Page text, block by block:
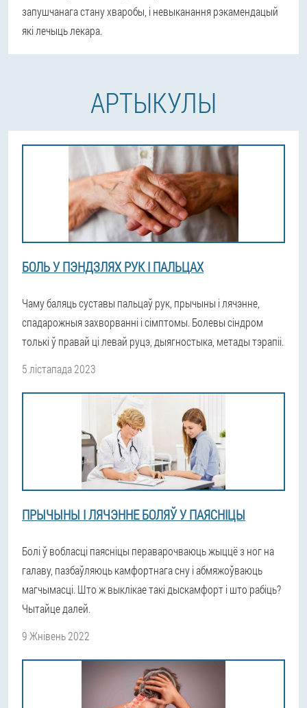
запушчанага стану хваробы, і невыканання рэкамендацый
які лечыць лекара.
АРТЫКУЛЫ
БОЛЬ У ПЭНДЗЛЯХ РУК І ПАЛЬЦАХ
Чаму баляць суставы пальцаў рук, прычыны і лячэнне,
спадарожныя захворванні і сімптомы. Болевы сіндром
толькі ў правай ці левай руцэ, дыягностыка, метады тэрапіі.
5 лістапада 2023
ПРЫЧЫНЫ І ЛЯЧЭННЕ БОЛЯЎ У ПАЯСНІЦЫ
Болі ў вобласці паясніцы пераварочваюць жыццё з ног на
галаву, пазбаўляюць камфортнага сну і абмяжоўваюць
магчымасці. Што ж выклікае такі дыскамфорт і што рабіць?
Чытайце далей.
9 Жнівень 2022